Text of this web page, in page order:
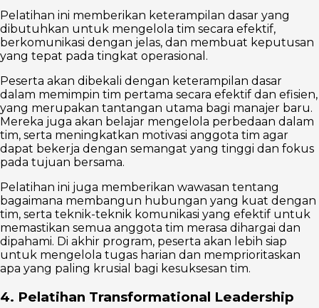
Pelatihan ini memberikan keterampilan dasar yang
dibutuhkan untuk mengelola tim secara efektif,
berkomunikasi dengan jelas, dan membuat keputusan
yang tepat pada tingkat operasional.
Peserta akan dibekali dengan keterampilan dasar
dalam memimpin tim pertama secara efektif dan efisien,
yang merupakan tantangan utama bagi manajer baru.
Mereka juga akan belajar mengelola perbedaan dalam
tim, serta meningkatkan motivasi anggota tim agar
dapat bekerja dengan semangat yang tinggi dan fokus
pada tujuan bersama.
Pelatihan ini juga memberikan wawasan tentang
bagaimana membangun hubungan yang kuat dengan
tim, serta teknik-teknik komunikasi yang efektif untuk
memastikan semua anggota tim merasa dihargai dan
dipahami. Di akhir program, peserta akan lebih siap
untuk mengelola tugas harian dan memprioritaskan
apa yang paling krusial bagi kesuksesan tim.
4. Pelatihan Transformational Leadership